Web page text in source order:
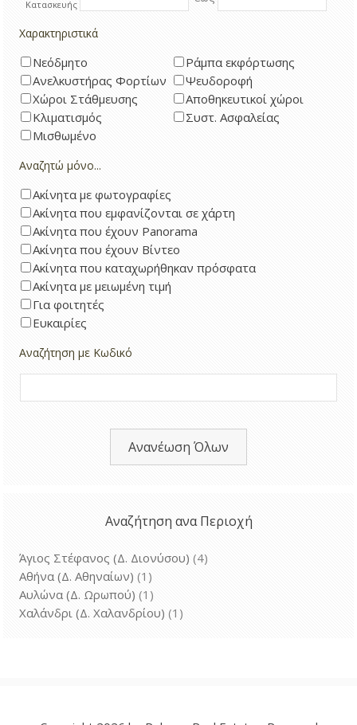
Κατασκευής
Χαρακτηριστικά
Νεόδμητο
Ράμπα εκφόρτωσης
Ανελκυστήρας Φορτίων
Ψευδοροφή
Χώροι Στάθμευσης
Αποθηκευτικοί χώροι
Κλιματισμός
Συστ. Ασφαλείας
Μισθωμένο
Αναζητώ μόνο...
Ακίνητα με φωτογραφίες
Ακίνητα που εμφανίζονται σε χάρτη
Ακίνητα που έχουν Panorama
Ακίνητα που έχουν Βίντεο
Ακίνητα που καταχωρήθηκαν πρόσφατα
Ακίνητα με μειωμένη τιμή
Για φοιτητές
Ευκαιρίες
Αναζήτηση με Κωδικό
Ανανέωση Όλων
Αναζήτηση ανα Περιοχή
Άγιος Στέφανος (Δ. Διονύσου) (4)
Αθήνα (Δ. Αθηναίων) (1)
Αυλώνα (Δ. Ωρωπού) (1)
Χαλάνδρι (Δ. Χαλανδρίου) (1)